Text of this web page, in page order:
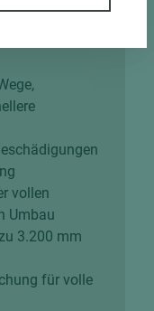
vollen
Umbau
3.200 mm
für volle